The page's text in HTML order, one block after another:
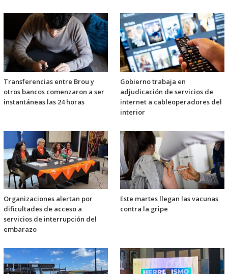
Transferencias entre Brou y
otros bancos comenzaron a ser
instantáneas las 24 horas
Gobierno trabaja en
adjudicación de servicios de
internet a cableoperadores del
interior
Organizaciones alertan por
dificultades de acceso a
servicios de interrupción del
embarazo
Este martes llegan las vacunas
contra la gripe